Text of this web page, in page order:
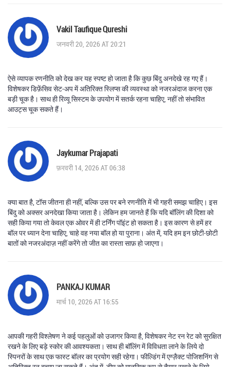
Vakil Taufique Qureshi
जनवरी 20, 2026 AT 20:21
ऐसे व्यापक रणनीति को देख कर यह स्पष्ट हो जाता है कि कुछ बिंदु अनदेखे रह गए हैं।
विशेषकर डिफ़ेंसिव सेट‑अप में अतिरिक्त स्लिप्स की व्यवस्था को नजरअंदाज करना एक
बड़ी चूक है। साथ ही रिव्यू सिस्टम के उपयोग में सतर्क रहना चाहिए, नहीं तो संभावित
आउट्स चूक सकते हैं।
Jaykumar Prajapati
फ़रवरी 14, 2026 AT 06:38
क्या बात है, टॉस जीतना ही नहीं, बल्कि उस पर बने रणनीति में भी गहरी समझ चाहिए। इस
बिंदु को अक्सर अनदेखा किया जाता है। लेकिन हम जानते हैं कि यदि बॉलिंग की दिशा को
सही किया गया तो केवल एक ओवर में ही टर्निंग पॉइंट हो सकता है। इस कारण से हमें हर
बॉल पर ध्यान देना चाहिए, चाहे वह नया बॉल हो या पुराना। अंत में, यदि हम इन छोटी-छोटी
बातों को नजरअंदाज़ नहीं करेंगे तो जीत का रास्ता साफ़ हो जाएगा।
PANKAJ KUMAR
मार्च 10, 2026 AT 16:55
आपकी गहरी विश्लेषण ने कई पहलुओं को उजागर किया है, विशेषकर नेट रन रेट को सुरक्षित
रखने के लिए बड़े स्कोर की आवश्यकता। साथ ही बॉलिंग में विविधता लाने के लिये दो
स्पिनरों के साथ एक फास्ट बॉलर का प्रयोग सही रहेगा। फील्डिंग में एग्ज़ैक्ट पोजिशनिंग से